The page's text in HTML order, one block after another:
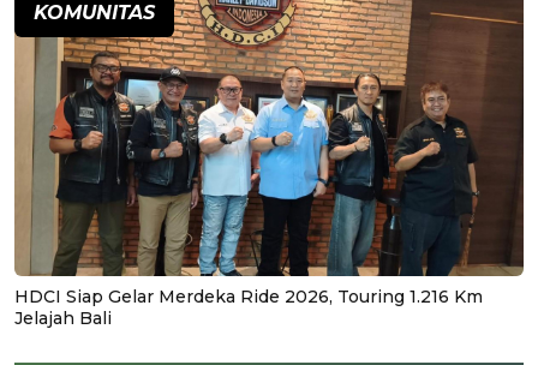
KOMUNITAS
HDCI Siap Gelar Merdeka Ride 2026, Touring 1.216 Km
Jelajah Bali